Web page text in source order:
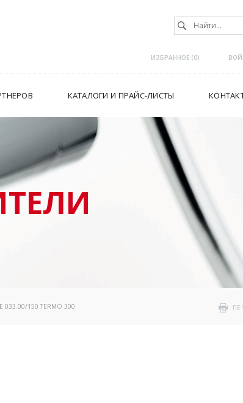
ИЗБРАННОЕ (0)
КАТАЛОГИ И ПРАЙС-ЛИСТЫ
033.00/150 TERMO 300